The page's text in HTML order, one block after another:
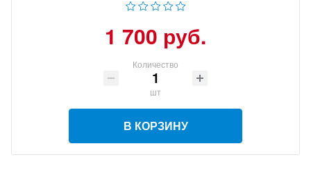
1 700 руб.
Количество
шт
В КОРЗИНУ